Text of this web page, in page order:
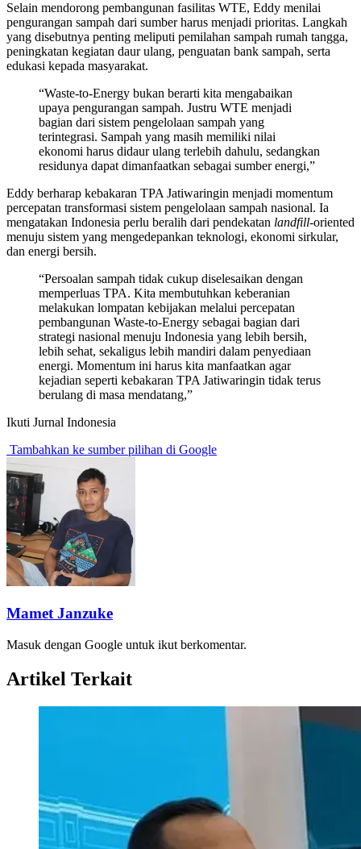
Selain mendorong pembangunan fasilitas WTE, Eddy menilai
pengurangan sampah dari sumber harus menjadi prioritas. Langkah
yang disebutnya penting meliputi pemilahan sampah rumah tangga,
peningkatan kegiatan daur ulang, penguatan bank sampah, serta
edukasi kepada masyarakat.
“Waste-to-Energy bukan berarti kita mengabaikan
upaya pengurangan sampah. Justru WTE menjadi
bagian dari sistem pengelolaan sampah yang
terintegrasi. Sampah yang masih memiliki nilai
ekonomi harus didaur ulang terlebih dahulu, sedangkan
residunya dapat dimanfaatkan sebagai sumber energi,”
Eddy berharap kebakaran TPA Jatiwaringin menjadi momentum
percepatan transformasi sistem pengelolaan sampah nasional. Ia
mengatakan Indonesia perlu beralih dari pendekatan landfill-oriented
menuju sistem yang mengedepankan teknologi, ekonomi sirkular,
dan energi bersih.
“Persoalan sampah tidak cukup diselesaikan dengan
memperluas TPA. Kita membutuhkan keberanian
melakukan lompatan kebijakan melalui percepatan
pembangunan Waste-to-Energy sebagai bagian dari
strategi nasional menuju Indonesia yang lebih bersih,
lebih sehat, sekaligus lebih mandiri dalam penyediaan
energi. Momentum ini harus kita manfaatkan agar
kejadian seperti kebakaran TPA Jatiwaringin tidak terus
berulang di masa mendatang,”
Ikuti Jurnal Indonesia
Tambahkan ke sumber pilihan di Google
Mamet Janzuke
Masuk dengan Google untuk ikut berkomentar.
Artikel Terkait